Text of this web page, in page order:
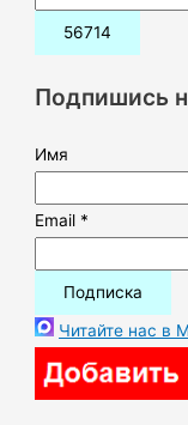
и
:Подпишись
Имя
Email *
Читайте нас в